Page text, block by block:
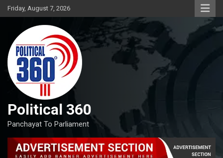
Skip
to
Friday, August 7, 2026
Political 360
Panchayat To Parliament